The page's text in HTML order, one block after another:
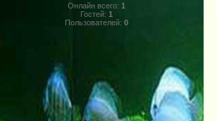
Онлайн всего: 1
Гостей: 1
Пользователей: 0